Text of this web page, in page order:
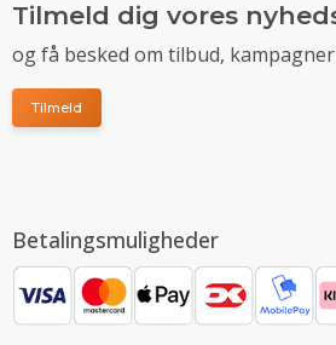
Tilmeld dig vores
og få besked om tilbud,
Tilmeld
Betalingsmuligheder